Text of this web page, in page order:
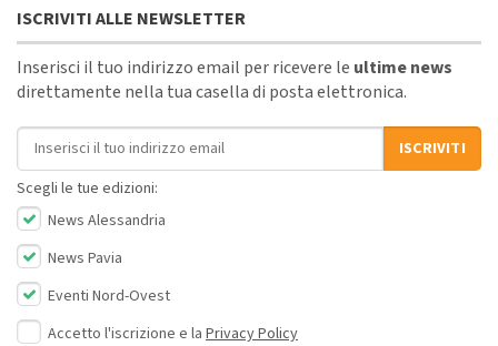
ISCRIVITI ALLE NEWSLETTER
Inserisci il tuo indirizzo email per ricevere le ultime news
direttamente nella tua casella di posta elettronica.
Indirizzo email
ISCRIVITI
Scegli le tue edizioni:
News Alessandria
News Pavia
Eventi Nord-Ovest
Accetto l'iscrizione e la Privacy Policy